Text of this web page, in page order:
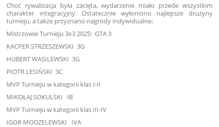
Choć rywalizacja była zacięta, wydarzenie miało przede wszystkim
charakter integracyjny. Ostatecznie wyłoniono najlepsze drużyny
turnieju, a także przyznano nagrody indywidualne:
Mistrzowie Turnieju 3x3 2025: GTA 3
KACPER STRZESZEWSKI 3G
HUBERT WASILEWSKI 3G
PIOTR LESIŃSKI 3C
MVP Turnieju w kategorii klas I-II
MIKOŁAJ SOKULSKI IB
MVP Turnieju w kategorii klas III-IV
IGOR MODZELEWSKI IVA